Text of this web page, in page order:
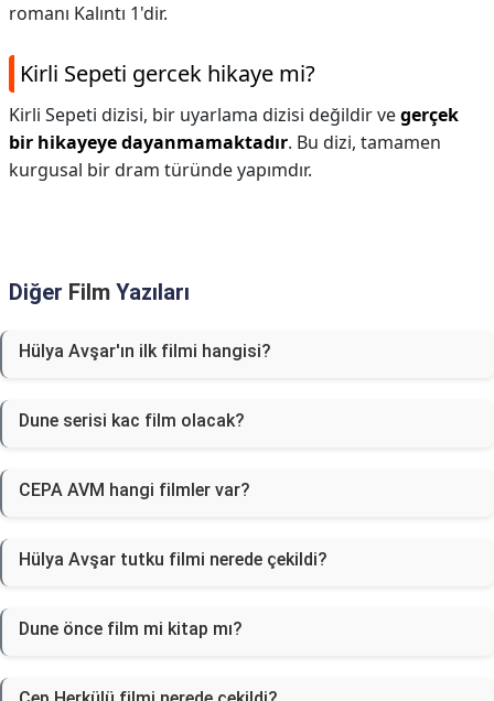
romanı Kalıntı 1'dir.
Kirli Sepeti gercek hikaye mi?
Kirli Sepeti dizisi, bir uyarlama dizisi değildir vegerçek
bir hikayeye dayanmamaktadır. Bu dizi, tamamen
kurgusal bir dram türünde yapımdır.
Diğer Film Yazıları
Hülya Avşar'ın ilk filmi hangisi?
Dune serisi kac film olacak?
CEPA AVM hangi filmler var?
Hülya Avşar tutku filmi nerede çekildi?
Dune önce film mi kitap mı?